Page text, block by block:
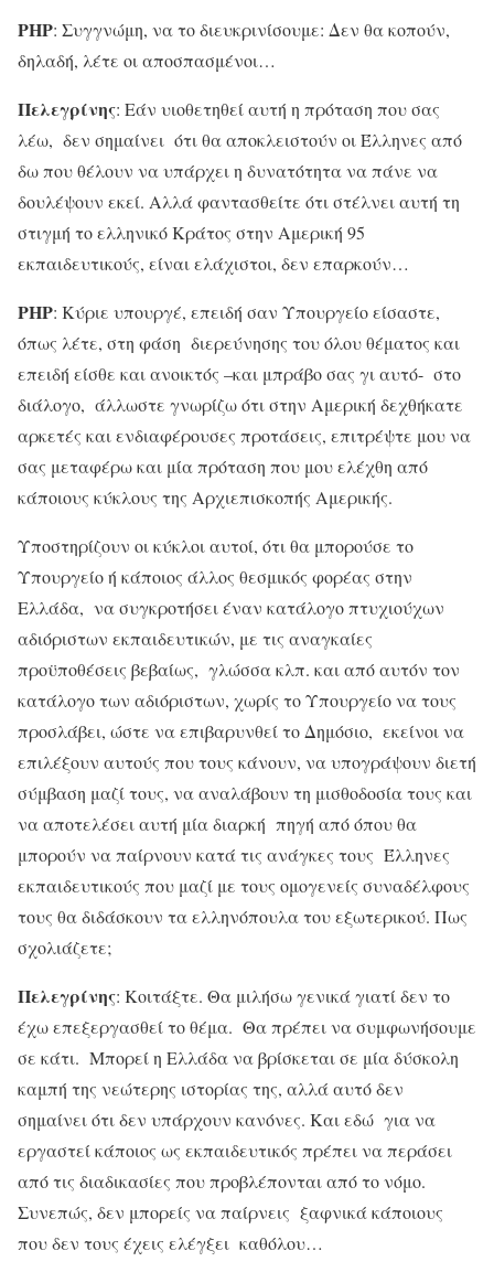
ΡΗΡ: Συγγνώμη, να το διευκρινίσουμε: Δεν θα κοπούν,
δηλαδή, λέτε οι αποσπασμένοι…
Πελεγρίνης: Εάν υιοθετηθεί αυτή η πρόταση που σας
λέω, δεν σημαίνει ότι θα αποκλειστούν οι Έλληνες από
δω που θέλουν να υπάρχει η δυνατότητα να πάνε να
δουλέψουν εκεί. Αλλά φαντασθείτε ότι στέλνει αυτή τη
στιγμή το ελληνικό Κράτος στην Αμερική 95
εκπαιδευτικούς, είναι ελάχιστοι, δεν επαρκούν…
ΡΗΡ: Κύριε υπουργέ, επειδή σαν Υπουργείο είσαστε,
όπως λέτε, στη φάση διερεύνησης του όλου θέματος και
επειδή είσθε και ανοικτός –και μπράβο σας γι αυτό- στο
διάλογο, άλλωστε γνωρίζω ότι στην Αμερική δεχθήκατε
αρκετές και ενδιαφέρουσες προτάσεις, επιτρέψτε μου να
σας μεταφέρω και μία πρόταση που μου ελέχθη από
κάποιους κύκλους της Αρχιεπισκοπής Αμερικής.
Υποστηρίζουν οι κύκλοι αυτοί, ότι θα μπορούσε το
Υπουργείο ή κάποιος άλλος θεσμικός φορέας στην
Ελλάδα, να συγκροτήσει έναν κατάλογο πτυχιούχων
αδιόριστων εκπαιδευτικών, με τις αναγκαίες
προϋποθέσεις βεβαίως, γλώσσα κλπ. και από αυτόν τον
κατάλογο των αδιόριστων, χωρίς το Υπουργείο να τους
προσλάβει, ώστε να επιβαρυνθεί το Δημόσιο, εκείνοι να
επιλέξουν αυτούς που τους κάνουν, να υπογράψουν διετή
σύμβαση μαζί τους, να αναλάβουν τη μισθοδοσία τους και
να αποτελέσει αυτή μία διαρκή πηγή από όπου θα
μπορούν να παίρνουν κατά τις ανάγκες τους Έλληνες
εκπαιδευτικούς που μαζί με τους ομογενείς συναδέλφους
τους θα διδάσκουν τα ελληνόπουλα του εξωτερικού. Πως
σχολιάζετε;
Πελεγρίνης: Κοιτάξτε. Θα μιλήσω γενικά γιατί δεν το
έχω επεξεργασθεί το θέμα. Θα πρέπει να συμφωνήσουμε
σε κάτι. Μπορεί η Ελλάδα να βρίσκεται σε μία δύσκολη
καμπή της νεώτερης ιστορίας της, αλλά αυτό δεν
σημαίνει ότι δεν υπάρχουν κανόνες. Και εδώ για να
εργαστεί κάποιος ως εκπαιδευτικός πρέπει να περάσει
από τις διαδικασίες που προβλέπονται από το νόμο.
Συνεπώς, δεν μπορείς να παίρνεις ξαφνικά κάποιους
που δεν τους έχεις ελέγξει καθόλου…